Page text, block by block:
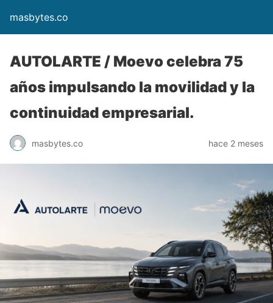
masbytes.co
AUTOLARTE / Moevo celebra 75
años impulsando la movilidad y la
continuidad empresarial.
masbytes.co hace 2 meses